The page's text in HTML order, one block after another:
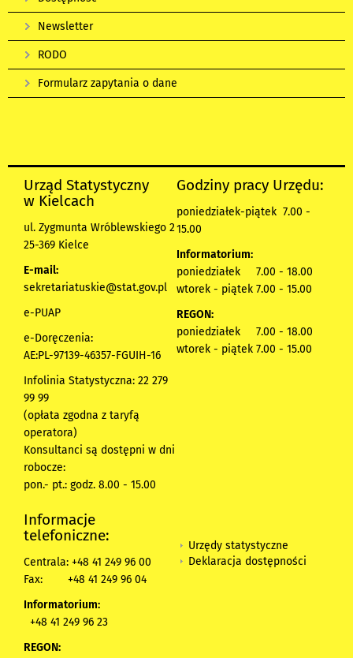
Newsletter
RODO
Formularz zapytania o dane
Urząd Statystyczny
w Kielcach
ul. Zygmunta Wróblewskiego 2
25-369 Kielce
E-mail:
sekretariatuskie@stat.gov.pl
e-PUAP
e-Doręczenia:
AE:PL-97139-46357-FGUIH-16
Infolinia Statystyczna: 22 279
99 99
(opłata zgodna z taryfą
operatora)
Konsultanci są dostępni w dni
robocze:
pon.- pt.: godz. 8.00 - 15.00
Godziny pracy Urzędu:
poniedziałek-piątek 7.00 -
15.00
Informatorium:
poniedziałek 7.00 - 18.00
wtorek - piątek 7.00 - 15.00
REGON:
poniedziałek 7.00 - 18.00
wtorek - piątek 7.00 - 15.00
Informacje
telefoniczne:
Centrala: +48 41 249 96 00
Fax:
+48 41 249 96 04
Informatorium:
+48 41 249 96 23
REGON:
Urzędy statystyczne
Deklaracja dostępności